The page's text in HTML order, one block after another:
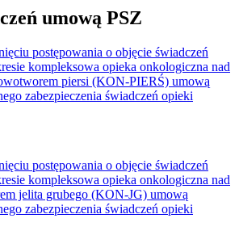
umową PSZ
postępowania o objęcie świadczeń
kompleksowa opieka onkologiczna nad
piersi (KON-PIERŚ) umową
zabezpieczenia świadczeń opieki
postępowania o objęcie świadczeń
kompleksowa opieka onkologiczna nad
jelita grubego (KON-JG) umową
zabezpieczenia świadczeń opieki